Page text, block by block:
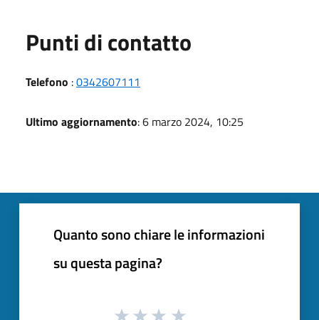
Punti di contatto
Telefono :0342607111
Ultimo aggiornamento: 6 marzo 2024, 10:25
Quanto sono chiare le informazioni
su questa pagina?